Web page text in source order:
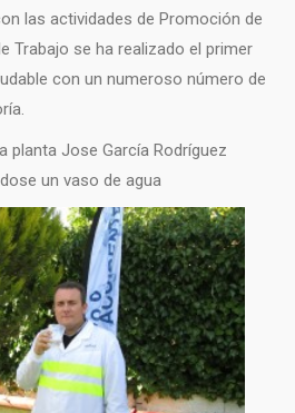
las actividades de Promoción de
Trabajo se ha realizado el primer
con un numeroso número de
planta Jose García Rodríguez
un vaso de agua